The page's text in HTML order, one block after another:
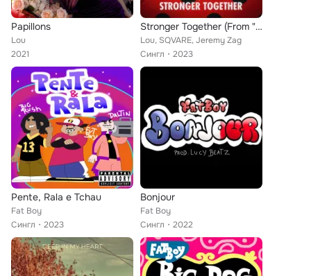
Papillons
Lou
2021
Stronger Together (From "Miraculous: Ladybug & Cat Noir, The Movie")
Lou, SQVARE, Jeremy Zag
Сингл
2023
Pente, Rala e Tchau
Fat Boy
Сингл
2023
Bonjour
Fat Boy
Сингл
2022